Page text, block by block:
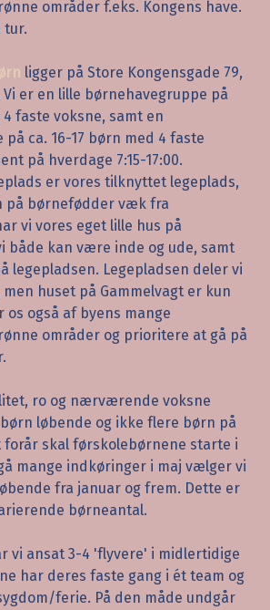
områder f.eks. Kongens have.
tur.
ligger på Store Kongensgade 79,
Vi er en lille børnehavegruppe på
4 faste voksne, samt en
ca. 16-17 børn med 4 faste
på hverdage 7:15-17:00.
er vores tilknyttet legeplads,
på børnefødder væk fra
vi vores eget lille hus på
både kan være inde og ude, samt
legepladsen. Legepladsen deler vi
huset på Gammelvagt er kun
os også af byens mange
områder og prioritere at gå på
ro og nærværende voksne
løbende og ikke flere børn på
forår skal førskolebørnene starte i
mange indkøringer i maj vælger vi
fra januar og frem. Dette er
børneantal.
vi ansat 3-4 'flyvere' i midlertidige
har deres faste gang i ét team og
ferie. På den måde undgår